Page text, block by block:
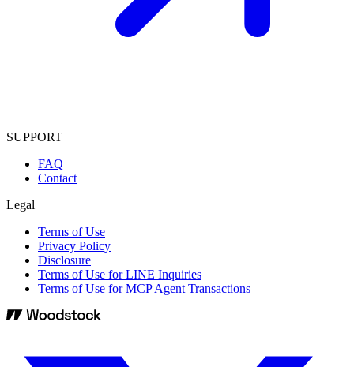
SUPPORT
FAQ
Contact
Legal
Terms of Use
Privacy Policy
Disclosure
Terms of Use for LINE Inquiries
Terms of Use for MCP Agent Transactions